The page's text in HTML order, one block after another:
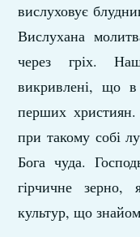
вислуховує
Вислухана
через гріх.
викривлені, що в
перших
при такому собі
Бога чуда.
гірчичне
культур, що